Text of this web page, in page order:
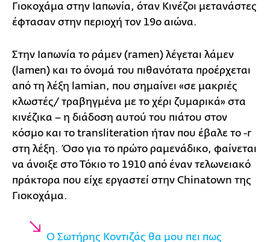
Γιοκοχάμα στην Ιαπωνία, όταν Κινέζοι μετανάστες
έφτασαν στην περιοχή τον 19ο αιώνα.
Στην Ιαπωνία το ράμεν (ramen) λέγεται λάμεν
(lamen) και το όνομά του πιθανότατα προέρχεται
από τη λέξη lamian, που σημαίνει «σε μακριές
κλωστές/ τραβηγμένα με το χέρι ζυμαρικά» στα
κινέζικα – η διάδοση αυτού του πιάτου στον
κόσμο και το transliteration ήταν που έβαλε το -r
στη λέξη. Όσο για το πρώτο ραμενάδικο, φαίνεται
να άνοιξε στο Τόκιο το 1910 από έναν τελωνειακό
πράκτορα που είχε εργαστεί στην Chinatown της
Γιοκοχάμα.
Ο Σωτήρης Κοντιζάς θα μου πει πως